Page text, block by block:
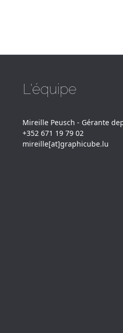
L'équipe
Mireille Peusch - Gérante
+352 671 19 79 02
mireille[at]graphicube.lu